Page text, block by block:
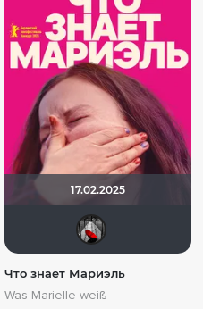
17.02.2025
Что знает Мариэль
Was Marielle weiß